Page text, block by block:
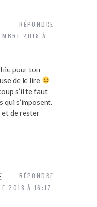
2018 À
pour ton
de le lire
s’il te faut
qui s’imposent.
et de rester
RÉPONDRE
2018 À 16:17
RÉPONDRE